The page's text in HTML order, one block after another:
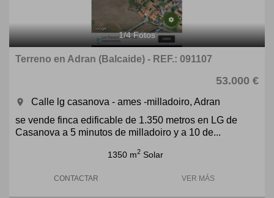
1/4Fotos
Terreno en Adran (Balcaide) - REF.: 091107
53.000 €
room
Calle lg casanova - ames -milladoiro, Adran
se vende finca edificable de 1.350 metros en LG de
Casanova a 5 minutos de milladoiro y a 10 de...
1350 m2 Solar
CONTACTAR VER MÁS